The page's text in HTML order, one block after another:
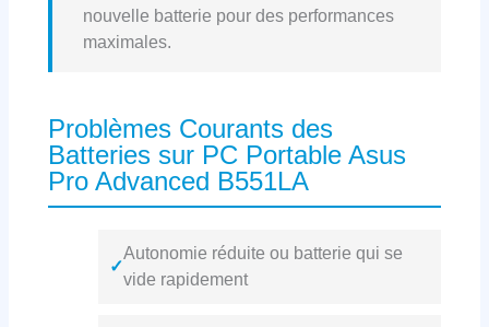
nouvelle batterie pour des performances
maximales.
Problèmes Courants des
Batteries sur PC Portable Asus
Pro Advanced B551LA
✓
Autonomie réduite ou batterie qui se
vide rapidement